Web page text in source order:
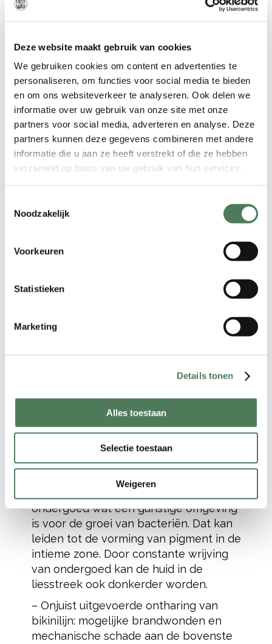
Deze website maakt gebruik van cookies
We gebruiken cookies om content en advertenties te
personaliseren, om functies voor social media te bieden
en om ons websiteverkeer te analyseren. Ook delen we
informatie over uw gebruik van onze site met onze
partners voor social media, adverteren en analyse. Deze
partners kunnen deze gegevens combineren met andere
informatie die u aan ze heeft verstrekt of die ze hebben
verzameld op basis van uw gebruik van hun services.
Noodzakelijk
Voorkeuren
Statistieken
Marketing
Details tonen
Alles toestaan
Selectie toestaan
Weigeren
– Leeftijdsveranderingen: leeftijd blijkt
een andere risicofactor te zijn. In de
loop der jaren veranderen zowel de
elasticiteit van de huid als de
pigmentatie ervan. Je leeftijd heeft ook
invloed op de kwaliteit van de
bloedtoevoer in bepaalde delen van
het lichaam.
– Zwangerschap en bevalling: deze
achtergrond, evenals de kans op letsel
in het intieme gebied. De huid kan
resultaat – veranderingen in de kleur
– Tekort aan hydratatie/hydratatie van
waardoor de structuur van de huid
verandert. Deze onaangename
leeftijden. Een tekort kan niet worden
verholpen door te drinken, omdat
preventieve procedures nodig zijn om
watermoleculen vast te houden.
– Het dragen van strak, oncomfortabel,
synthetisch ondergoed: synthetische
stoffen laten geen lucht door. Hierdoor
wordt vocht vastgehouden in het
ondergoed wat een gunstige omgeving
is voor de groei van bacteriën. Dat kan
leiden tot de vorming van pigment in de
intieme zone. Door constante wrijving
van ondergoed kan de huid in de
liesstreek ook donkerder worden.
– Onjuist uitgevoerde ontharing van
bikinilijn: mogelijke brandwonden en
mechanische schade aan de bovenste